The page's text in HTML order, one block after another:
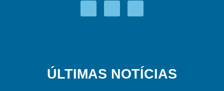
ÚLTIMAS NOTÍCIAS